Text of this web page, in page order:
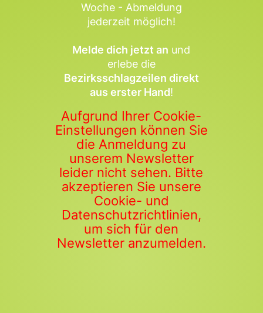
Woche - Abmeldung
jederzeit möglich!
Melde dich jetzt an und
erlebe die
Bezirksschlagzeilen direkt
aus erster Hand!
Aufgrund Ihrer Cookie-
Einstellungen können Sie
die Anmeldung zu
unserem Newsletter
leider nicht sehen. Bitte
akzeptieren Sie unsere
Cookie- und
Datenschutzrichtlinien,
um sich für den
Newsletter anzumelden.